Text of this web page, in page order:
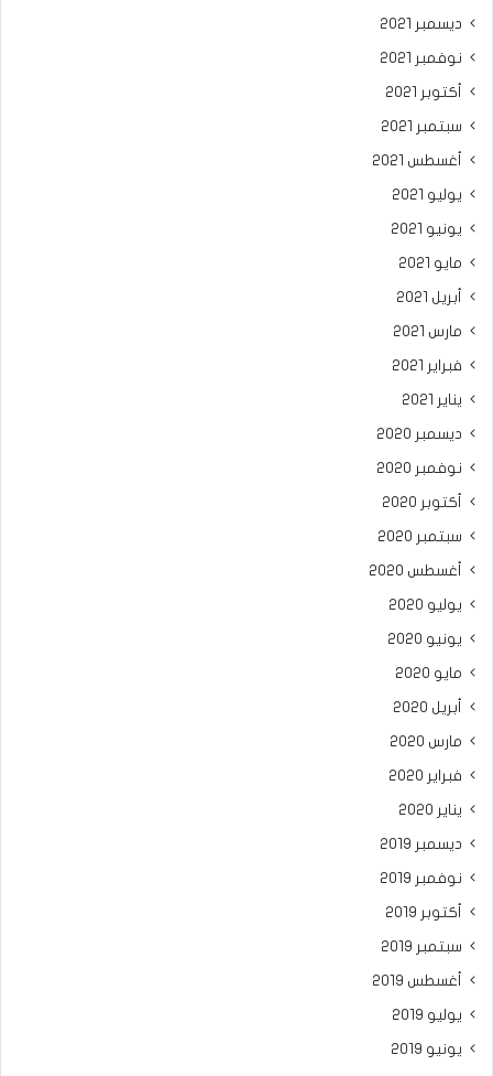
ديسمبر 2021
نوفمبر 2021
أكتوبر 2021
سبتمبر 2021
أغسطس 2021
يوليو 2021
يونيو 2021
مايو 2021
أبريل 2021
مارس 2021
فبراير 2021
يناير 2021
ديسمبر 2020
نوفمبر 2020
أكتوبر 2020
سبتمبر 2020
أغسطس 2020
يوليو 2020
يونيو 2020
مايو 2020
أبريل 2020
مارس 2020
فبراير 2020
يناير 2020
ديسمبر 2019
نوفمبر 2019
أكتوبر 2019
سبتمبر 2019
أغسطس 2019
يوليو 2019
يونيو 2019